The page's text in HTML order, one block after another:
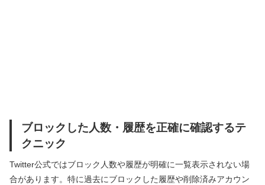
ブロックした人数・履歴を正確に確認するテ
クニック
Twitter公式ではブロック人数や履歴が明確に一覧表示されない場
合があります。特に過去にブロックした履歴や削除済みアカウン